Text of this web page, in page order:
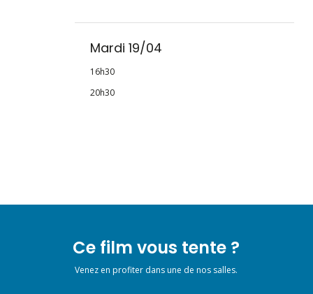
Mardi 19/04
16h30
20h30
Ce film vous tente ?
Venez en profiter dans une de nos salles.